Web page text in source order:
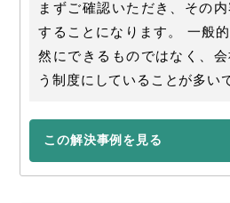
まずご確認いただき、その
することになります。 一般
然にできるものではなく、
う制度にしていることが多い
この解決事例を見る